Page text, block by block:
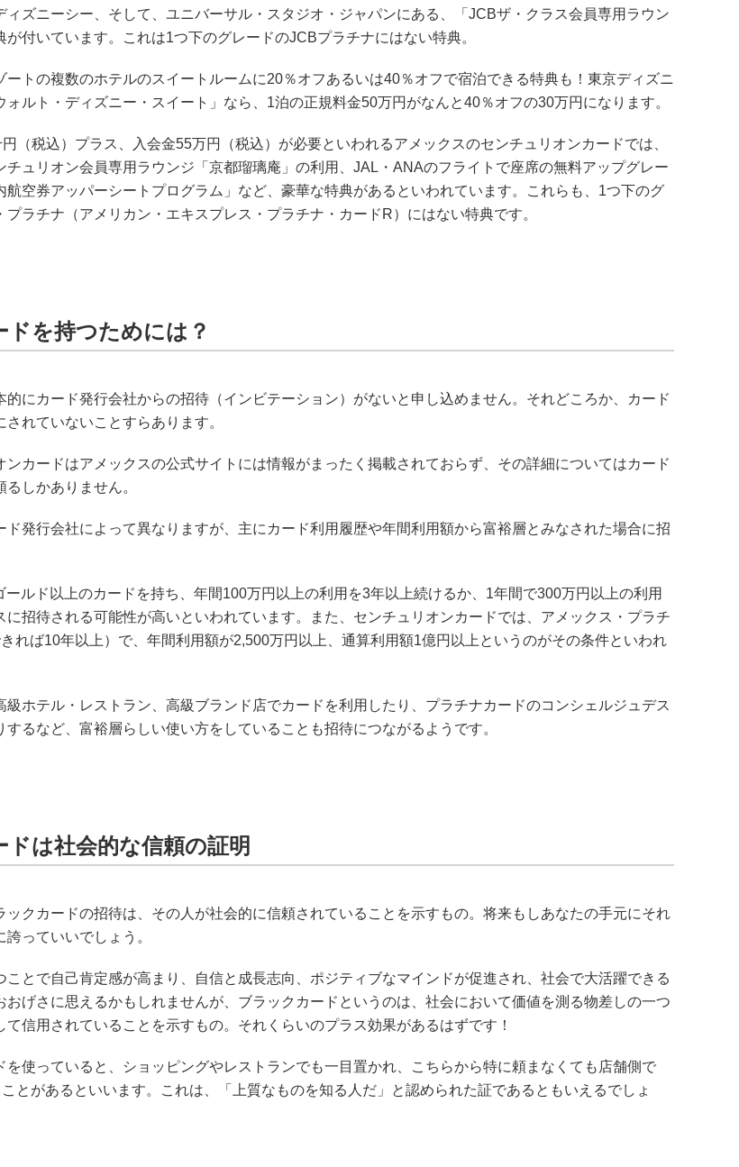
ィズニーシー、そして、ユニバーサル・スタジオ・ジャパンにある、「JCBザ・クラス会員専用ラウン
が付いています。これは1つ下のグレードのJCBプラチナにはない特典。
ートの複数のホテルのスイートルームに20％オフあるいは40％オフで宿泊できる特典も！東京ディズニ
ォルト・ディズニー・スイート」なら、1泊の正規料金50万円がなんと40％オフの30万円になります。
（税込）プラス、入会金55万円（税込）が必要といわれるアメックスのセンチュリオンカードでは、
チュリオン会員専用ラウンジ「京都瑠璃庵」の利用、JAL・ANAのフライトで座席の無料アップグレー
航空券アッパーシートプログラム」など、豪華な特典があるといわれています。これらも、1つ下のグ
プラチナ（アメリカン・エキスプレス・プラチナ・カードR）にはない特典です。
ドを持つためには？
的にカード発行会社からの招待（インビテーション）がないと申し込めません。それどころか、カード
れていないことすらあります。
ンカードはアメックスの公式サイトには情報がまったく掲載されておらず、その詳細についてはカード
しかありません。
ド発行会社によって異なりますが、主にカード利用履歴や年間利用額から富裕層とみなされた場合に招
ルド以上のカードを持ち、年間100万円以上の利用を3年以上続けるか、1年間で300万円以上の利用
に招待される可能性が高いといわれています。また、センチュリオンカードでは、アメックス・プラチ
れば10年以上）で、年間利用額が2,500万円以上、通算利用額1億円以上というのがその条件といわれ
級ホテル・レストラン、高級ブランド店でカードを利用したり、プラチナカードのコンシェルジュデス
するなど、富裕層らしい使い方をしていることも招待につながるようです。
ドは社会的な信頼の証明
ックカードの招待は、その人が社会的に信頼されていることを示すもの。将来もしあなたの手元にそれ
っていいでしょう。
ことで自己肯定感が高まり、自信と成長志向、ポジティブなマインドが促進され、社会で大活躍できる
おげさに思えるかもしれませんが、ブラックカードというのは、社会において価値を測る物差しの一つ
て信用されていることを示すもの。それくらいのプラス効果があるはずです！
を使っていると、ショッピングやレストランでも一目置かれ、こちらから特に頼まなくても店舗側で
とがあるといいます。これは、「上質なものを知る人だ」と認められた証であるともいえるでしょ